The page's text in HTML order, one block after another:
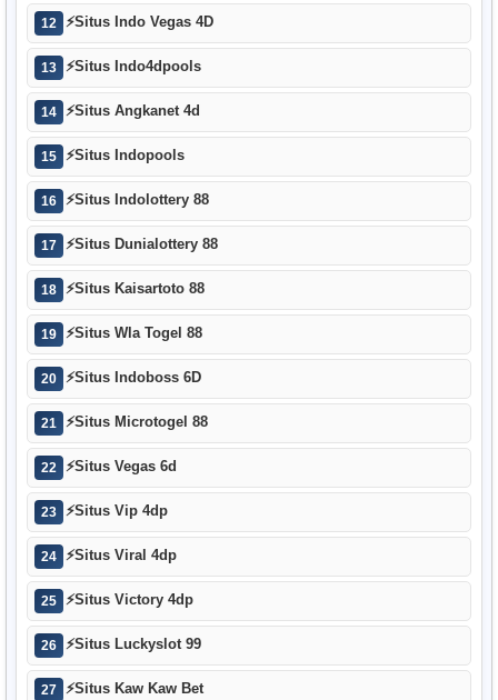
12 ⚡Situs Indo Vegas 4D
13 ⚡Situs Indo4dpools
14 ⚡Situs Angkanet 4d
15 ⚡Situs Indopools
16 ⚡Situs Indolottery 88
17 ⚡Situs Dunialottery 88
18 ⚡Situs Kaisartoto 88
19 ⚡Situs Wla Togel 88
20 ⚡Situs Indoboss 6D
21 ⚡Situs Microtogel 88
22 ⚡Situs Vegas 6d
23 ⚡Situs Vip 4dp
24 ⚡Situs Viral 4dp
25 ⚡Situs Victory 4dp
26 ⚡Situs Luckyslot 99
27 ⚡Situs Kaw Kaw Bet